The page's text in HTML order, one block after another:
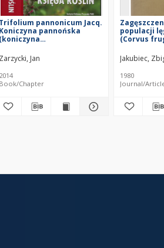
Trifolium pannonicum Jacq.
Koniczyna pannońska
(koniczyna
Zarzycki, Jan
2014
Book/Chapter
populacji
(Corvus
Jakubiec,
1980
Journal/